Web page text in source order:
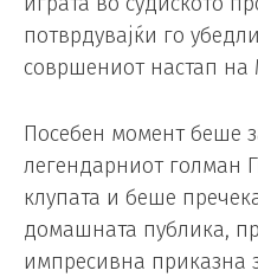
потврдувајќи го
совршениот настап на
Посебен момент беше
легендарниот голман
клупата и беше
домашната публика,
импресивна приказна